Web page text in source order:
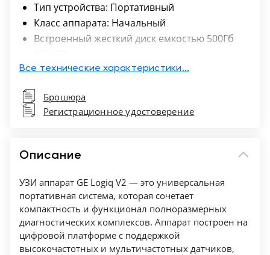
Тип устройства: Портативный
Класс аппарата: Начальный
Встроенный жесткий диск емкостью 500Гб
Встроенные динамики
Все технические характеристики...
Брошюра
Регистрационное удостоверение
Описание
УЗИ аппарат GE Logiq V2 — это универсальная
портативная система, которая сочетает
компактность и функционал полноразмерных
диагностических комплексов. Аппарат построен на
цифровой платформе с поддержкой
высокочастотных и мультичастотных датчиков,